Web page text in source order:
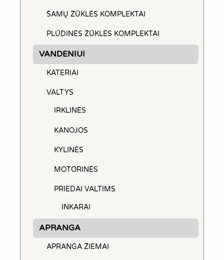
ŠAMŲ ŽŪKLĖS KOMPLEKTAI
PLŪDINĖS ŽŪKLĖS KOMPLEKTAI
VANDENIUI
KATERIAI
VALTYS
IRKLINĖS
KANOJOS
KYLINĖS
MOTORINĖS
PRIEDAI VALTIMS
INKARAI
APRANGA
APRANGA ŽIEMAI